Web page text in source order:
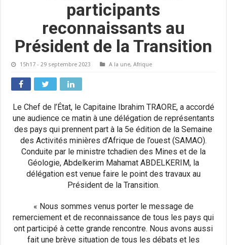
participants
reconnaissants au
Président de la Transition
15h17 - 29 septembre 2023 A la une,Afrique
Le Chef de l’État, le Capitaine Ibrahim TRAORE, a accordé
une audience ce matin à une délégation de représentants
des pays qui prennent part à la 5e édition de la Semaine
des Activités minières d’Afrique de l’ouest (SAMAO).
Conduite par le ministre tchadien des Mines et de la
Géologie, Abdelkerim Mahamat ABDELKERIM, la
délégation est venue faire le point des travaux au
Président de la Transition.
« Nous sommes venus porter le message de
remerciement et de reconnaissance de tous les pays qui
ont participé à cette grande rencontre. Nous avons aussi
fait une brève situation de tous les débats et les